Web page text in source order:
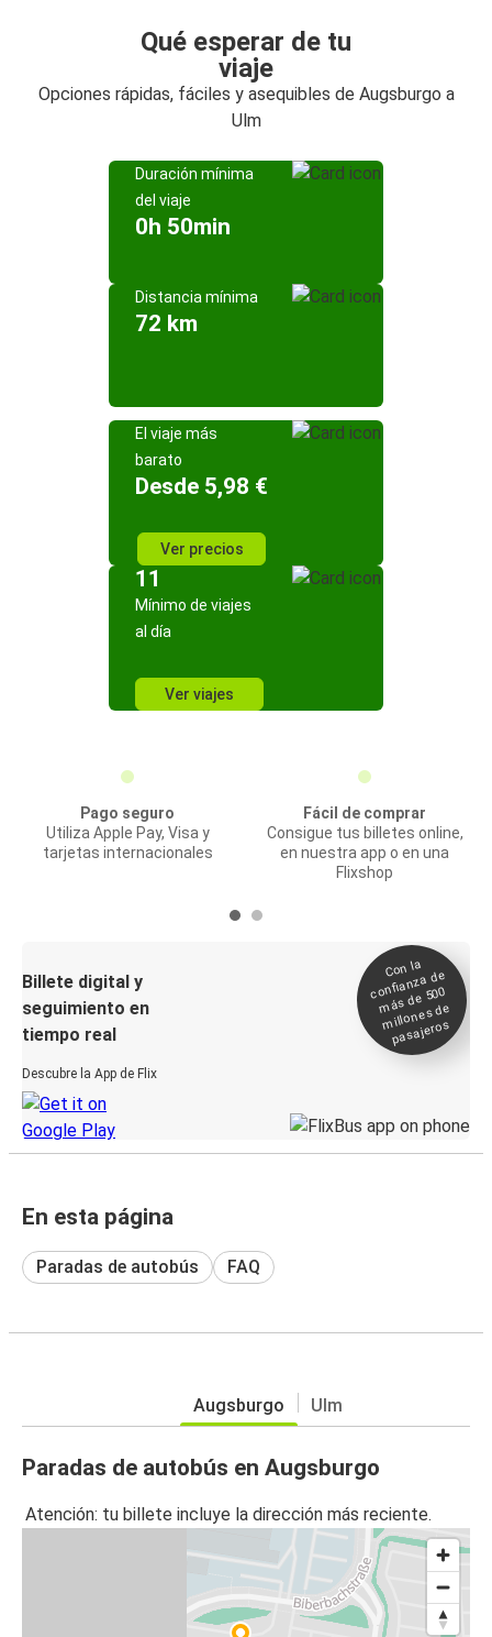
Qué esperar de tu
viaje
Opciones rápidas, fáciles y asequibles de Augsburgo a
Ulm
Duración mínima
del viaje
0h 50min
Distancia mínima
72 km
El viaje más
barato
Desde 5,98 €
Ver precios
11
Mínimo de viajes
al día
Ver viajes
Pago seguro
Utiliza Apple Pay, Visa y
tarjetas internacionales
Fácil de comprar
Consigue tus billetes online,
en nuestra app o en una
Flixshop
Billete digital y
seguimiento en
tiempo real
Descubre la App de Flix
Con la
confianza de
más de 500
millones de
pasajeros
En esta página
Paradas de autobús FAQ
Augsburgo Ulm
Paradas de autobús en Augsburgo
Atención: tu billete incluye la dirección más reciente.